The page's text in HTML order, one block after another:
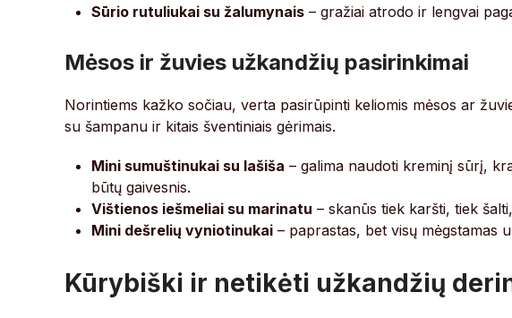
Sūrio rutuliukai su žalumynais – gražiai atrodo ir lengvai
Mėsos ir žuvies užkandžių pasirinkimai
Norintiems kažko sočiau, verta pasirūpinti keliomis mėsos ar
su šampanu ir kitais šventiniais gėrimais.
Mini sumuštinukai su lašiša – galima naudoti kreminį sūrį,
būtų gaivesnis.
Vištienos iešmeliai su marinatu – skanūs tiek karšti, tiek
Mini dešrelių vyniotinukai – paprastas, bet visų mėgstamas
Kūrybiški ir netikėti užkandžių